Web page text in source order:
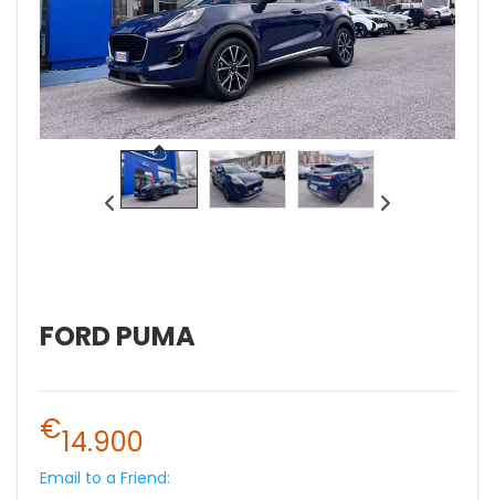
FORD PUMA
€14.900
Email to a Friend: